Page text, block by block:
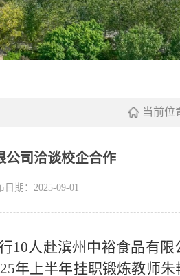
当前位
公司洽谈校企合作
日期：2025-09-01
10人赴滨州中裕食品有
年上半年挂职锻炼教师